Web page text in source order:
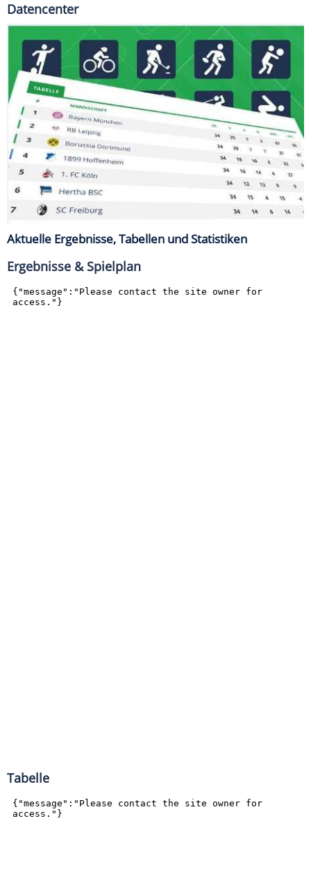
Datencenter
Aktuelle Ergebnisse, Tabellen und Statistiken
Ergebnisse & Spielplan
Tabelle